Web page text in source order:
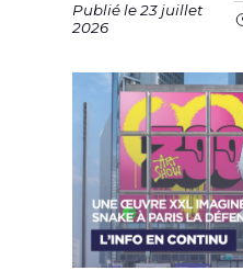
Publié le 23 juillet
2026